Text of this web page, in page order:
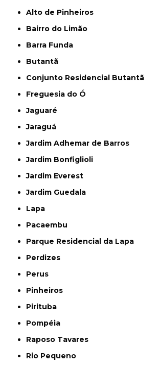
Alto de Pinheiros
Bairro do Limão
Barra Funda
Butantã
Conjunto Residencial Butantã
Freguesia do Ó
Jaguaré
Jaraguá
Jardim Adhemar de Barros
Jardim Bonfiglioli
Jardim Everest
Jardim Guedala
Lapa
Pacaembu
Parque Residencial da Lapa
Perdizes
Perus
Pinheiros
Pirituba
Pompéia
Raposo Tavares
Rio Pequeno